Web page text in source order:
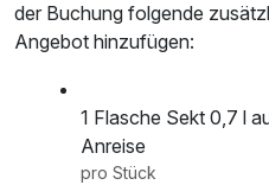
der Buchung folgende
Angebot hinzufügen:
1 Flasche Sekt 0,7 l
Anreise
pro Stück